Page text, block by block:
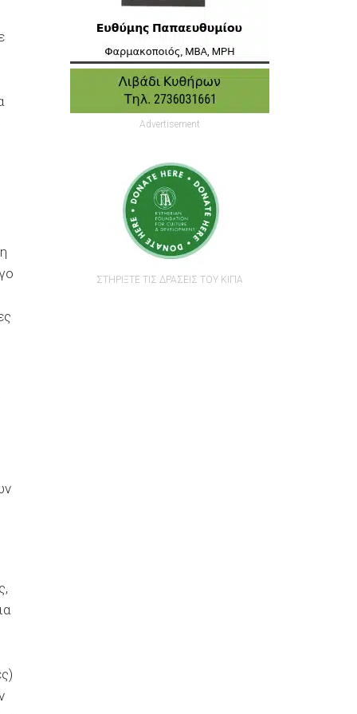
Advertisement
ΣΤΗΡΙΞΤΕ ΤΙΣ ΔΡΑΣΕΙΣ ΤΟΥ ΚΙΠΑ